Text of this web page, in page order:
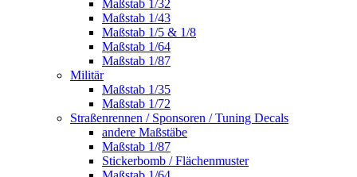
Maßstab 1/32
Maßstab 1/43
Maßstab 1/5 & 1/8
Maßstab 1/64
Maßstab 1/87
Militär
Maßstab 1/35
Maßstab 1/72
Straßenrennen / Sponsoren / Tuning Decals
andere Maßstäbe
Maßstab 1/87
Stickerbomb / Flächenmuster